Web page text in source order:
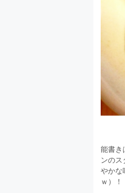
能書き
ンの
やかな
ｗ）！